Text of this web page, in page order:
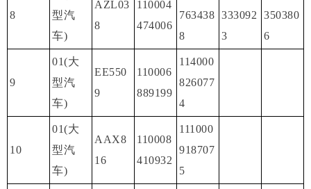
8
型汽
车)
AZL03
8
110004
474006
763438
8
333092
3
350380
6
9
01(大
型汽
车)
EE550
9
110006
889199
114000
826077
4
10
01(大
型汽
车)
AAX8
16
110008
410932
111000
918707
5